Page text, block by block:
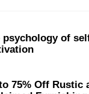
psychology of
75% Off Rustic